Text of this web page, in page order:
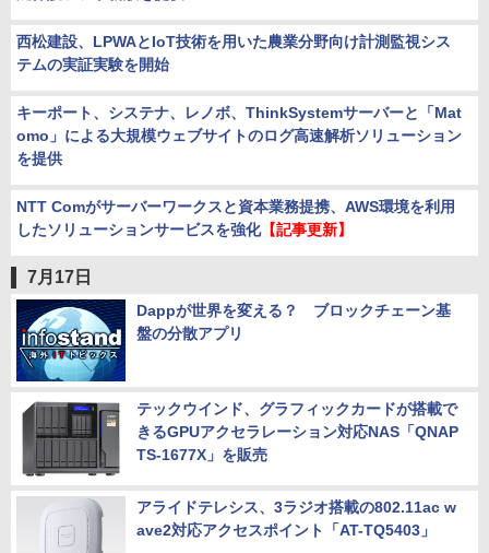
西松建設、LPWAとIoT技術を用いた農業分野向け計測監視シス
テムの実証実験を開始
キーポート、システナ、レノボ、ThinkSystemサーバーと「Mat
omo」による大規模ウェブサイトのログ高速解析ソリューション
を提供
NTT Comがサーバーワークスと資本業務提携、AWS環境を利用
したソリューションサービスを強化【記事更新】
7月17日
Dappが世界を変える？ ブロックチェーン基
盤の分散アプリ
テックウインド、グラフィックカードが搭載で
きるGPUアクセラレーション対応NAS「QNAP
TS-1677X」を販売
アライドテレシス、3ラジオ搭載の802.11ac w
ave2対応アクセスポイント「AT-TQ5403」